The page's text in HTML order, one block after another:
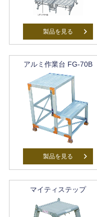
製品を見る
アルミ作業台 FG-70B
製品を見る
マイティステップ